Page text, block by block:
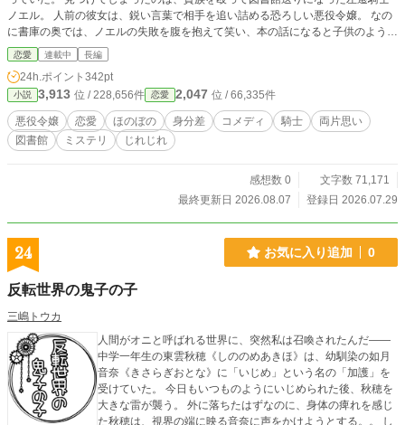
ノエル。 人前の彼女は、鋭い言葉で相手を追い詰める恐ろしい悪役令嬢。 なの
に書庫の奥では、ノエルの失敗を腹を抱えて笑い、本の話になると子供のように
目を輝かせる、ただの妙な女で。 空腹も忘れて本を読み続ける姿を放っておけ
ず、ノエルは自分の弁当をわけてやるようになる。 はじめは半分こだった昼食
も、いつしか最初から二人分に。 ▎ 「君にぴったりだと思ったけどね。体が丈
夫で、馬鹿正直に人助けばかりして、図書館なんかに左遷されちゃった人には」
▎ 「左遷言うなオラ」 人前では他人同士。 書庫の奥では遠慮のない軽口を交わ
す間柄。 ノエルが彼女の名を呼びたいと尋ねると、令嬢は何でもないことのよ
うに答えた。 ▎ 「それなら、ノラでいいよ」 ▎ 「ノラ？」 ▎ 「昔はそう呼ば
顔を使い分け、恐ろしい悪役令嬢であり続けるのか。 その素顔を知っているの
は、態度は荒いが世話焼きな左遷騎士、ただ一人。 王宮図書館の片隅から始ま
す。
恋愛 連載中 長編
24h.ポイント 342pt
小説 3,913 位 / 228,656件 恋愛 2,047 位 / 66,335件
悪役令嬢 恋愛 ほのぼの 身分差 コメディ 騎士
両片思い
図書館
ミステリ じれじれ
感想数 0
文字数 71,171
最終更新日 2026.08.07
登録日 2026.07.29
24 お気に入り追加 0
反転世界の鬼子の子
三嶋トウカ
人間がオニと呼ばれる世界に、突然私は召喚されたんだ――
中学一年生の東雲秋穂《しののめあきほ》は、幼馴染の如月
音奈《きさらぎおとな》に「いじめ」という名の「加護」を
受けていた。 今日もいつものようにいじめられた後、秋穂を
大きな雷が襲う。 外に落ちたはずなのに、身体の痺れを感じ
た秋穂は、視界の端に映る音奈に声をかけようとする。。 し